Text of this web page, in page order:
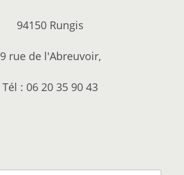
94150 Rungis
9 rue de l'Abreuvoir,
Tél : 06 20 35 90 43